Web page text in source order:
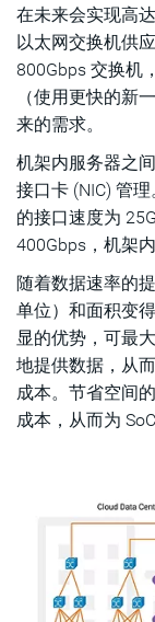
在未来会实现高
以太网交换机供
800Gbps 交换机
（使用更快的新
来的需求。
机架内服务器之
接口卡 (NIC) 管
的接口速度为
400Gbps，机架
随着数据速率的
单位）和面积变
显的优势，可最
地提供数据，从
成本。节省空间
成本，从而为